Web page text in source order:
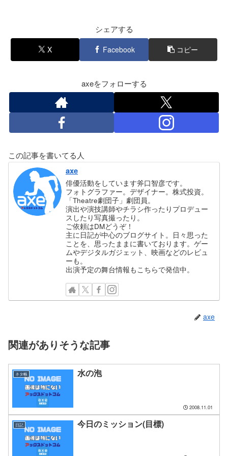
シェアする
X Facebook コピー
axeをフォローする
この記事を書いてる人
axe
俳優活動をしています斧口智彦です。
フォトグラファー。デザイナー。株式投資。
「Theatre劇団子」劇団員。
演出や演技講師やチラシ作ったりプロデュー
スしたり写真撮ったり。
ご依頼はDMどうぞ！
主に日記が中心のブログサイト。日々思った
ことを、思ったままに書いております。ゲー
ムやデジタルガジェット、映画などのレビュ
ーも。
出演予定の舞台情報もこちらで発信中。
axe
関連がありそうな記事
ネタ帳 水の泡
2008.11.01
日記 今日のミッション(目標)